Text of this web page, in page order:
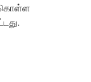
கொள்ள